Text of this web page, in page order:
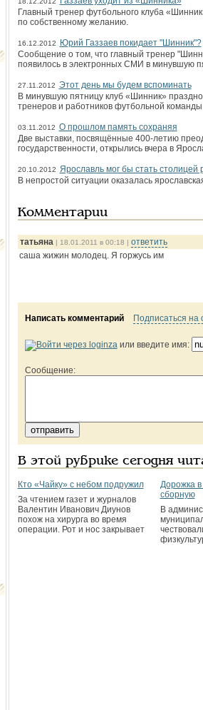
Главный тренер футбольного клуба
по собственному желанию.
16.12.2012
Юрий Газзаев покидает "Шинник"?
Сообщение о том, что главный тренер
появилось в электронных СМИ в минувшую
27.11.2012 Этот день мы будем вспоминать
В минувшую пятницу клуб «Шинник»
тренеров и работников футбольной
03.11.2012 О прошлом память сохраняя
Две выставки, посвящённые 400-летию
государственности, открылись вчера в
20.10.2012 Ярославль мог бы стать столицей
В непростой ситуации оказалась
Комментарии
татьяна | 18.01.2011 в 00:18 | ответить
саша жижин молодец. Я горжусь им
Написать комментарий Подписаться на
или введите имя:
Сообщение:
В этой рубрике сегодня
Кто «Чайку» с небом подружил
За чтением газет и журналов
Валентин Иванович Диунов
похож на хирурга во время
операции. Рот и нос закрывает
Дорожка
сборную
В